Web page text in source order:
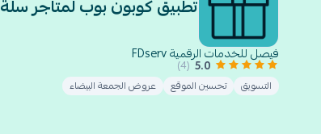
تطبيق كوبون بوب لمتاجر سلة
فيصل للخدمات الرقمية FDserv
5.0
(4)
التسويق تحسين الموقع عروض الجمعة البيضاء